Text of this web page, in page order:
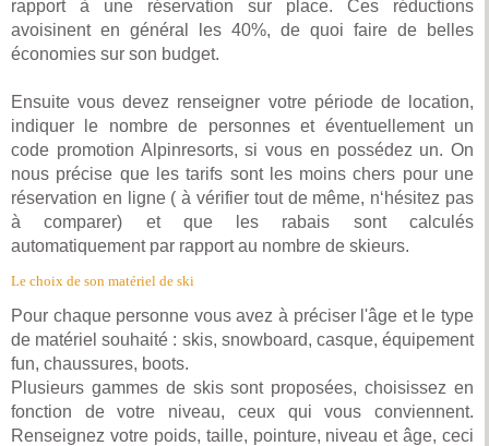
rapport à une réservation sur place. Ces réductions
avoisinent en général les 40%, de quoi faire de belles
économies sur son budget.
Ensuite vous devez renseigner votre période de location,
indiquer le nombre de personnes et éventuellement un
code promotion Alpinresorts, si vous en possédez un. On
nous précise que les tarifs sont les moins chers pour une
réservation en ligne ( à vérifier tout de même, n‘hésitez pas
à comparer) et que les rabais sont calculés
automatiquement par rapport au nombre de skieurs.
Le choix de son matériel de ski
Pour chaque personne vous avez à préciser l'âge et le type
de matériel souhaité : skis, snowboard, casque, équipement
fun, chaussures, boots.
Plusieurs gammes de skis sont proposées, choisissez en
fonction de votre niveau, ceux qui vous conviennent.
Renseignez votre poids, taille, pointure, niveau et âge, ceci